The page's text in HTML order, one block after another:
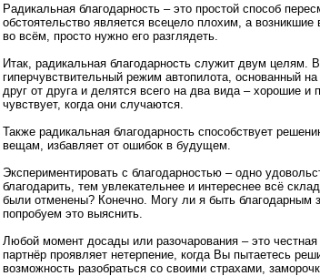
Радикальная благодарность – это простой способ
обстоятельство является всецело плохим, а
во всём, просто нужно его разглядеть.
Итак, радикальная благодарность служит двум целям.
гиперчувствительный режим автопилота, основанный
друг от друга и делятся всего на два вида – хорошие
чувствует, когда они случаются.
Также радикальная благодарность способствует
вещам, избавляет от ошибок в будущем.
Экспериментировать с благодарностью – одно
благодарить, тем увлекательнее и интереснее всё
были отменены? Конечно. Могу ли я быть благодарным
попробуем это выяснить.
Любой момент досады или разочарования – это
партнёр проявляет нетерпение, когда Вы пытаетесь
возможность разобраться со своими страхами,